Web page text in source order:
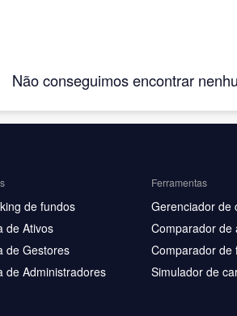
Não conseguimos encontrar
de fundos
de Ativos
de Gestores
de Administradores
Ferramentas
Gerenciador de
Comparador de
Comparador de
Simulador de